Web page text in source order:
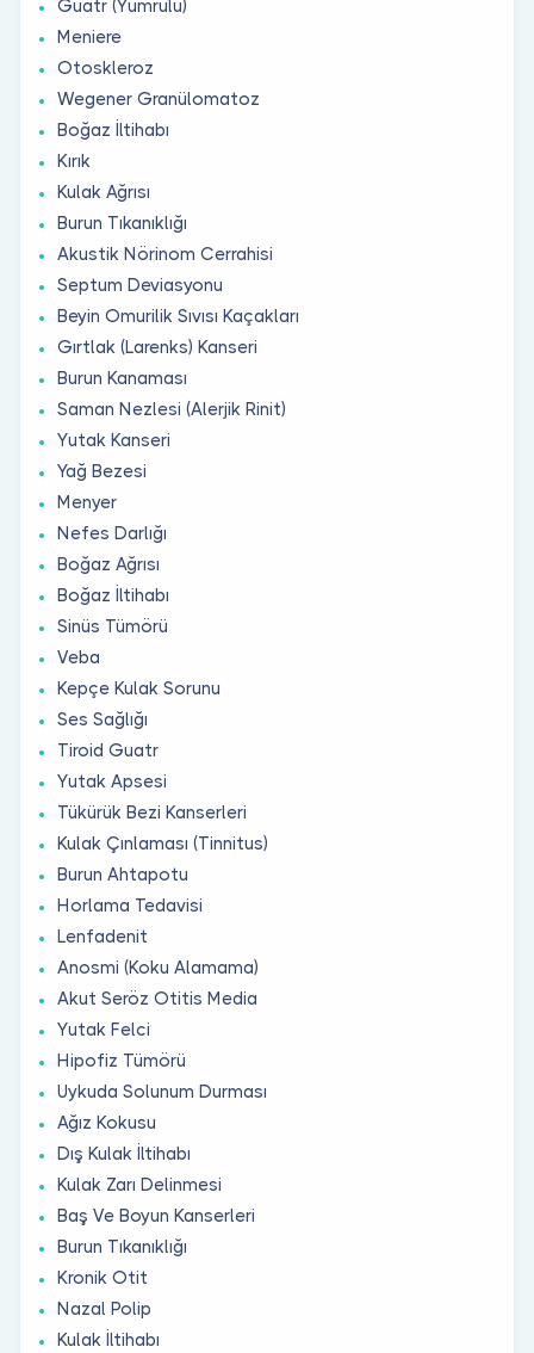
Guatr (Yumrulu)
Meniere
Otoskleroz
Wegener Granülomatoz
Boğaz İltihabı
Kırık
Kulak Ağrısı
Burun Tıkanıklığı
Akustik Nörinom Cerrahisi
Septum Deviasyonu
Beyin Omurilik Sıvısı Kaçakları
Gırtlak (Larenks) Kanseri
Burun Kanaması
Saman Nezlesi (Alerjik Rinit)
Yutak Kanseri
Yağ Bezesi
Menyer
Nefes Darlığı
Boğaz Ağrısı
Boğaz İltihabı
Sinüs Tümörü
Veba
Kepçe Kulak Sorunu
Ses Sağlığı
Tiroid Guatr
Yutak Apsesi
Tükürük Bezi Kanserleri
Kulak Çınlaması (Tinnitus)
Burun Ahtapotu
Horlama Tedavisi
Lenfadenit
Anosmi (Koku Alamama)
Akut Seröz Otitis Media
Yutak Felci
Hipofiz Tümörü
Uykuda Solunum Durması
Ağız Kokusu
Dış Kulak İltihabı
Kulak Zarı Delinmesi
Baş Ve Boyun Kanserleri
Burun Tıkanıklığı
Kronik Otit
Nazal Polip
Kulak İltihabı